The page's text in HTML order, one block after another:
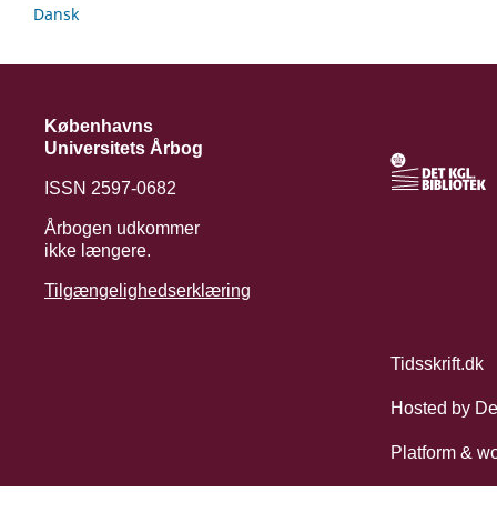
Dansk
Københavns
Universitets Årbog
ISSN 2597-0682
Årbogen udkommer
ikke længere.
Tilgængelighedserklæring